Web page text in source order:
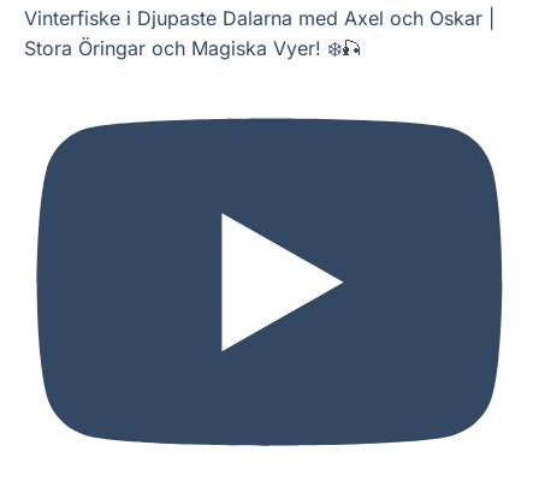
Vinterfiske i Djupaste Dalarna med Axel och Oskar |
Stora Öringar och Magiska Vyer! ❄️🎣